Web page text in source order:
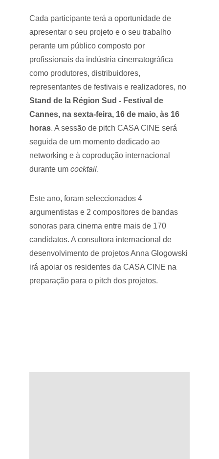
Cada participante terá a oportunidade de
apresentar o seu projeto e o seu trabalho
perante um público composto por
profissionais da indústria cinematográfica
como produtores, distribuidores,
representantes de festivais e realizadores, no
Stand de la Région Sud - Festival de
Cannes, na sexta-feira, 16 de maio, às 16
horas. A sessão de pitch CASA CINE será
seguida de um momento dedicado ao
networking e à coprodução internacional
durante um cocktail.
Este ano, foram seleccionados 4
argumentistas e 2 compositores de bandas
sonoras para cinema entre mais de 170
candidatos. A consultora internacional de
desenvolvimento de projetos Anna Glogowski
irá apoiar os residentes da CASA CINE na
preparação para o pitch dos projetos.